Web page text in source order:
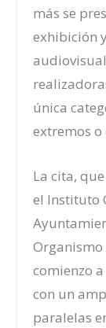
más se
exhibición
única
extremos
La cita,
el Instituto
comienzo
con un
paralelas